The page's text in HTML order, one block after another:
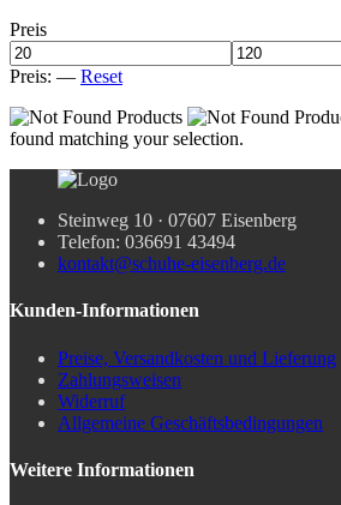
Preis
Preis: — Reset
found matching your selection.
Steinweg 10 · 07607 Eisenberg
Telefon: 036691 43494
kontakt@schuhe-eisenberg.de
Kunden-Informationen
Preise, Versandkosten und Lieferung
Zahlungsweisen
Widerruf
Allgemeine Geschäftsbedingungen
Weitere Informationen